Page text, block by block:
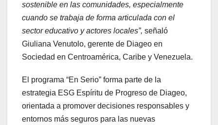
sostenible en las comunidades, especialmente
cuando se trabaja de forma articulada con el
sector educativo y actores locales”, señaló
Giuliana Venutolo, gerente de Diageo en
Sociedad en Centroamérica, Caribe y Venezuela.
El programa “En Serio” forma parte de la
estrategia ESG Espíritu de Progreso de Diageo,
orientada a promover decisiones responsables y
entornos más seguros para las nuevas